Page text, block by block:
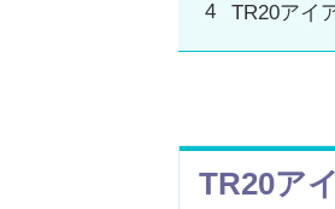
TR20アイ
TR20ア